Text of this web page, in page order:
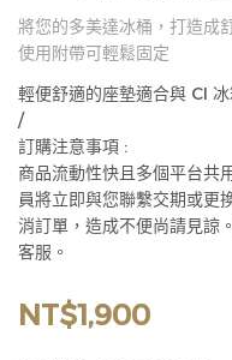
將您的多美達冰桶，打造成
使用附帶可輕鬆固定
輕便舒適的座墊適合與 CI
/
訂購注意事項 :
商品流動性快且多個平台共
員將立即與您聯繫交期或更
消訂單，造成不便尚請見諒
客服。
NT$1,900